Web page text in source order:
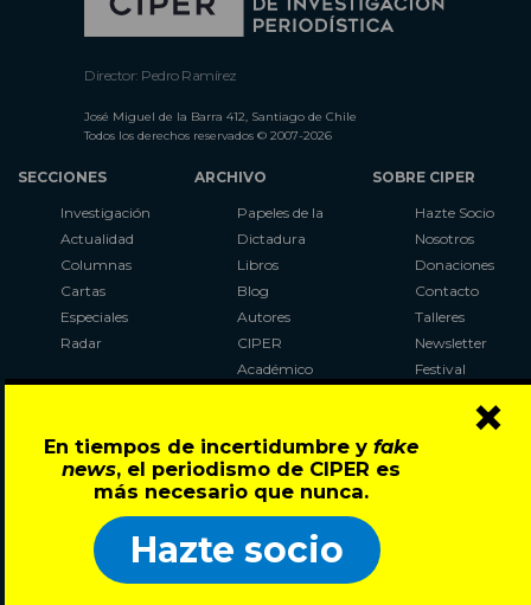
En tiempos de incertidumbre y fake
news, el periodismo de CIPER es
más necesario que nunca.
Hazte socio
×
Director: Pedro Ramírez
José Miguel de la Barra 412, Santiago de Chile
Todos los derechos reservados © 2007-2026
SECCIONES
Investigación
Actualidad
Columnas
Cartas
Especiales
Radar
ARCHIVO
Papeles de la
Dictadura
Libros
Blog
Autores
CIPER
Académico
Al Plebiscito
con CIPER
SOBRE CIPER
Hazte Socio
Nosotros
Donaciones
Contacto
Talleres
Newsletter
Festival